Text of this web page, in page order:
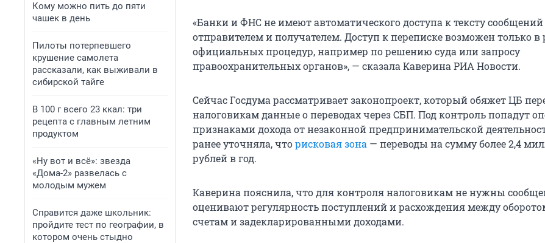
Кому можно пить до пяти
чашек в день
Пилоты потерпевшего
крушение самолета
рассказали, как выживали в
сибирской тайге
В 100 г всего 23 ккал: три
рецепта с главным летним
продуктом
«Ну вот и всё»: звезда
«Дома-2» развелась с
молодым мужем
Справится даже школьник:
пройдите тест по географии, в
котором очень стыдно
«Банки и ФНС не имеют автоматического доступа к тексту
отправителем и получателем. Доступ к переписке возможен только в
официальных процедур, например по решению суда или запросу
правоохранительных органов», — сказала Каверина РИА Новости.
Сейчас Госдума рассматривает законопроект, который обяжет ЦБ
налоговикам данные о переводах через СБП. Под контроль попадут
признаками дохода от незаконной предпринимательской
ранее уточняла, чторисковая зона — переводы на сумму более 2,4
рублей в год.
Каверина пояснила, что для контроля налоговикам не нужны
оценивают регулярность поступлений и расхождения между
счетам и задекларированными доходами.